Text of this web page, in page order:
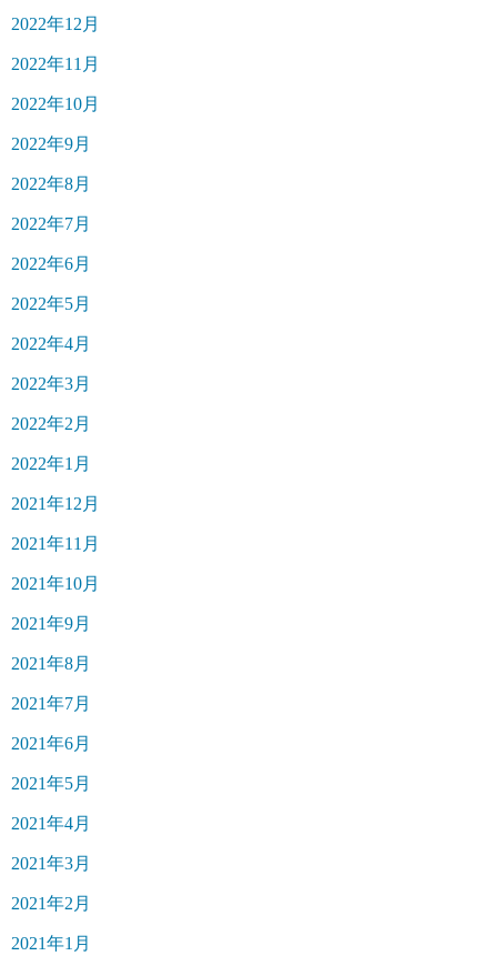
2022年12月
2022年11月
2022年10月
2022年9月
2022年8月
2022年7月
2022年6月
2022年5月
2022年4月
2022年3月
2022年2月
2022年1月
2021年12月
2021年11月
2021年10月
2021年9月
2021年8月
2021年7月
2021年6月
2021年5月
2021年4月
2021年3月
2021年2月
2021年1月